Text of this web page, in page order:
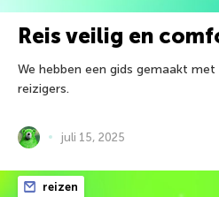
Reis veilig en
We hebben een gids gemaakt
reizigers.
juli 15, 2025
reizen